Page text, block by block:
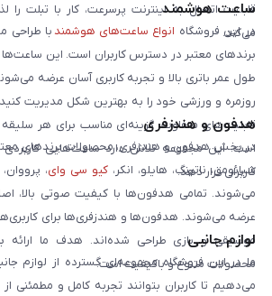
قابلیت اتصال به اینترنت پرسرعت، کار با تبلت
می‌کند.
ساعت هوشمند
در این فروشگاه انواع ساعت‌های هوشمند با طراحی
برندهای معتبر در دسترس کاربران است. این ساعت‌ها
طول عمر باتری بالا و تجربه کاربری آسان عرضه
روزمره و ورزشی خود را به بهترین شکل مدیریت
قابلیت‌های متفاوت، گزینه‌ای مناسب برای هر
است. این مجموعه تلاش دارد ساعت‌هایی کاربردی
کاربران قرار دهد.
هدفون و هندزفری
در بخش هدفون و هندزفری، محصولات برندهای
شیائومی، ناتینگ، هایلو، انکر، کیو سی وای،
می‌شوند. تمامی هدفون‌ها با کیفیت صوتی بالا،
عرضه می‌شوند. هدفون‌ها و هندزفری‌ها برای
موسیقی و بازی طراحی شده‌اند. هدف ما ارائه
محصولات متنوع و باکیفیت است.
لوازم جانبی
ما در این فروشگاه مجموعه‌ای گسترده از لوازم
می‌دهیم تا کاربران بتوانند تجربه کامل و مطمئنی